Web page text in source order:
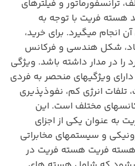
و فیلترهای
هسته فریت با توجه به
انجام میگیرد. برای خرید،
شکل هندسی و فرکانس
را در مدار داشته باشد. ویژگی
ویژگیهای منحصر به فردی
تلفات انرژی کم، نفوذپذیری
مختلف است. این
به عنوان یکی از اجزای
و سیستمهای مخابراتی
هسته فریت هسته فریت در